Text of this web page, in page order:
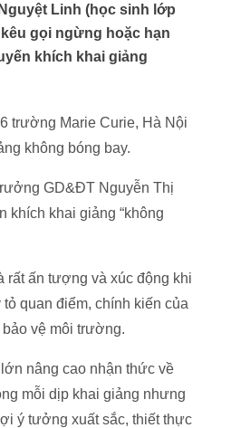
Linh (học sinh lớp
gọi ngừng hoặc hạn
khích khai giảng
trường Marie Curie, Hà Nội
không bóng bay.
GD&ĐT Nguyễn Thị
khích khai giảng “không
rất ấn tượng và xúc động khi
quan điểm, chính kiến của
vệ môi trường.
nâng cao nhận thức về
mỗi dịp khai giảng nhưng
ý tưởng xuất sắc, thiết thực